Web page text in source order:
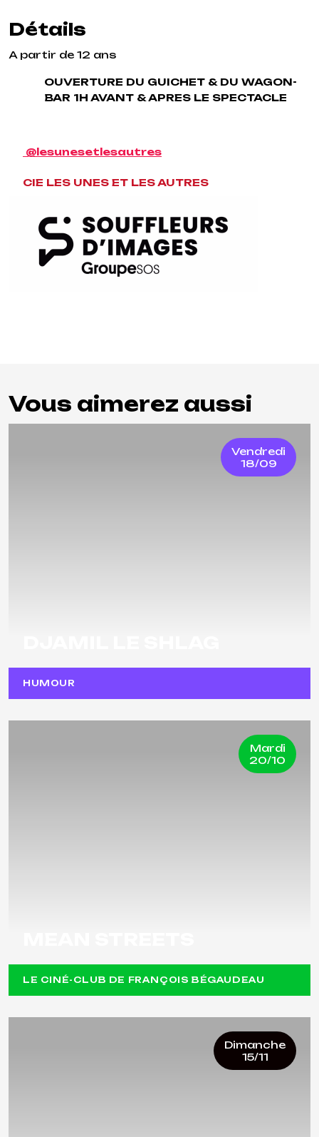
Détails
A partir de 12 ans
OUVERTURE DU GUICHET & DU WAGON-
BAR 1H AVANT & APRES LE SPECTACLE
@lesunesetlesautres
CIE LES UNES ET LES AUTRES
Vous aimerez aussi
Vendredi
18/09
HUMOUR
Mardi
20/10
LE CINÉ-CLUB DE FRANÇOIS BÉGAUDEAU
Dimanche
15/11